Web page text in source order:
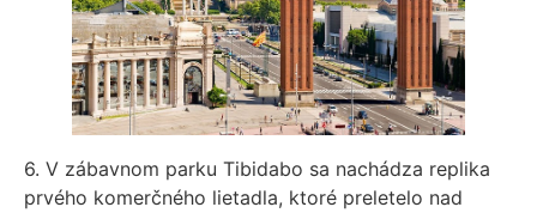
6. V zábavnom parku Tibidabo sa nachádza replika
prvého komerčného lietadla, ktoré preletelo nad